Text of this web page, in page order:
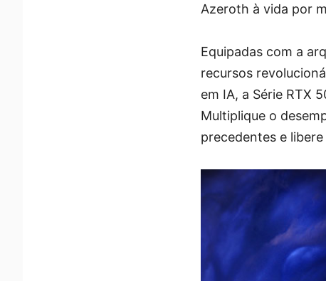
Azeroth à vida por
Equipadas com a
recursos
em IA, a Série RTX
Multiplique o
precedentes e